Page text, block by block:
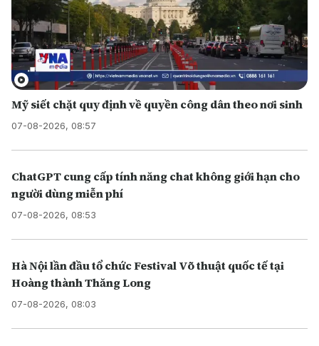
Mỹ siết chặt quy định về quyền công dân theo nơi sinh
07-08-2026, 08:57
ChatGPT cung cấp tính năng chat không giới hạn cho
người dùng miễn phí
07-08-2026, 08:53
Hà Nội lần đầu tổ chức Festival Võ thuật quốc tế tại
Hoàng thành Thăng Long
07-08-2026, 08:03